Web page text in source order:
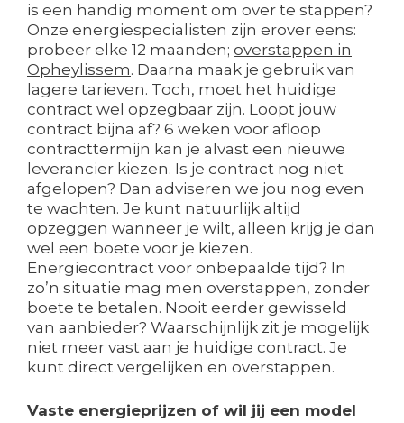
is een handig moment om over te stappen?
Onze energiespecialisten zijn erover eens:
probeer elke 12 maanden; overstappen in
Opheylissem. Daarna maak je gebruik van
lagere tarieven. Toch, moet het huidige
contract wel opzegbaar zijn. Loopt jouw
contract bijna af? 6 weken voor afloop
contracttermijn kan je alvast een nieuwe
leverancier kiezen. Is je contract nog niet
afgelopen? Dan adviseren we jou nog even
te wachten. Je kunt natuurlijk altijd
opzeggen wanneer je wilt, alleen krijg je dan
wel een boete voor je kiezen.
Energiecontract voor onbepaalde tijd? In
zo’n situatie mag men overstappen, zonder
boete te betalen. Nooit eerder gewisseld
van aanbieder? Waarschijnlijk zit je mogelijk
niet meer vast aan je huidige contract. Je
kunt direct vergelijken en overstappen.
Vaste energieprijzen of wil jij een model